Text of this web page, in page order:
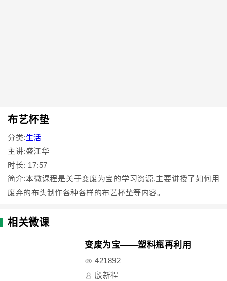
布艺杯垫
分类:生活
主讲:盛江华
时长: 17:57
简介:本微课程是关于变废为宝的学习资源,主要讲授了如何用
废弃的布头制作各种各样的布艺杯垫等内容。
相关微课
变废为宝——塑料瓶再利用
421892
殷新程